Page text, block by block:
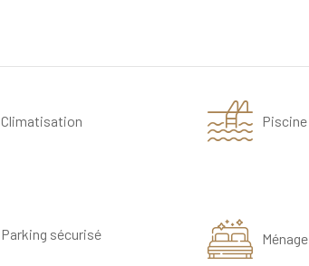
Climatisation Piscine
Parking sécurisé Ménage